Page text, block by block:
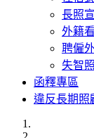
長照
外籍
聘僱
失智
函釋專區
違反長期照